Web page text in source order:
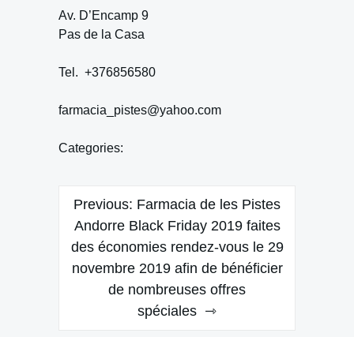
Av. D’Encamp 9
Pas de la Casa
Tel. +376856580
farmacia_pistes@yahoo.com
Categories:
Navegación
de
entradas
Previous: Farmacia de les Pistes
Andorre Black Friday 2019 faites
des économies rendez-vous le 29
novembre 2019 afin de bénéficier
de nombreuses offres
spéciales